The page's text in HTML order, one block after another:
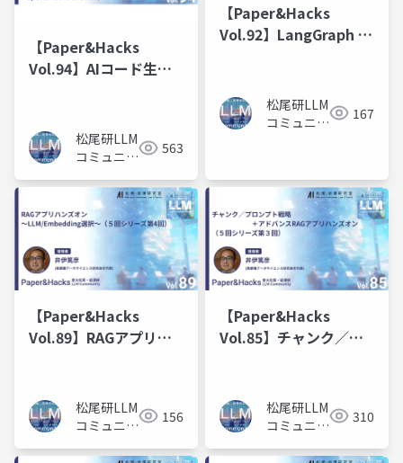
【Paper&Hacks
Vol.94】AIコード生成
生成
松尾研LLM
コミュニテ
563
【Paper&Hacks
Vol.92】LangGraph に
松尾研LLM
コミュニテ
167
【Paper&Hacks
Vol.89】RAGアプリハ
～
松尾研LLM
コミュニテ
156
【Paper&Hacks
Vol.85】チャンク／プ
オン
松尾研LLM
コミュニテ
310